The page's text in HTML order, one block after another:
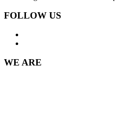
FOLLOW US
WE ARE